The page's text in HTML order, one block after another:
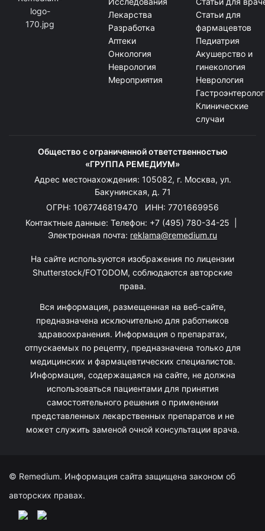
Лекарства
Разработка
Аптеки
Онкология
Неврология
Мероприятия
Статьи для
фармацевтов
Педиатрия
Акушерство и
гинекология
Неврология
Клинические
случаи
Общество с ограниченной ответственностью
«ГРУППА РЕМЕДИУМ»
Адрес местонахождения: 105082, г. Москва, ул.
Бакунинская, д. 71
ОГРН: 1067746819470 ИНН: 7701669956
Контактные данные: Телефон: +7 (495) 780-34-25
Электронная почта: reklama@remedium.ru
На сайте используются изображения по лицензии
Shutterstock/FOTODOM, соблюдаются авторские
права.
Вся информация, размещенная на веб-сайте,
предназначена исключительно для работников
здравоохранения. Информация о препаратах,
отпускаемых по рецепту, предназначена только для
медицинских и фармацевтических специалистов.
Информация, содержащаяся на сайте, не должна
использоваться пациентами для принятия
самостоятельного решения о применении
представленных лекарственных препаратов и не
может служить заменой очной консультации врача.
© Remedium. Информация сайта защищена законом об
авторских правах.